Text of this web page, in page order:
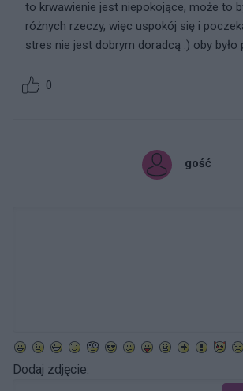
to krwawienie jest niepokojące, może to
różnych rzeczy, więc uspokój się i
stres nie jest dobrym doradcą :) oby było
0
gość
Dodaj zdjęcie: